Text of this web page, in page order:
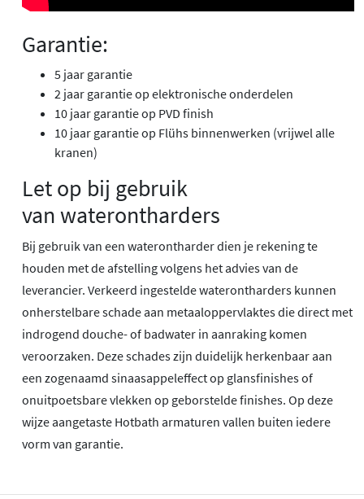
Garantie:
5 jaar garantie
2 jaar garantie op elektronische onderdelen
10 jaar garantie op PVD finish
10 jaar garantie op Flühs binnenwerken (vrijwel alle
kranen)
Let op bij gebruik
van waterontharders
Bij gebruik van een waterontharder dien je rekening te
houden met de afstelling volgens het advies van de
leverancier. Verkeerd ingestelde waterontharders kunnen
onherstelbare schade aan metaaloppervlaktes die direct met
indrogend douche- of badwater in aanraking komen
veroorzaken. Deze schades zijn duidelijk herkenbaar aan
een zogenaamd sinaasappeleffect op glansfinishes of
onuitpoetsbare vlekken op geborstelde finishes. Op deze
wijze aangetaste Hotbath armaturen vallen buiten iedere
vorm van garantie.